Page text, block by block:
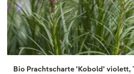
Bio Prachtscharte 'Kobold' violett,